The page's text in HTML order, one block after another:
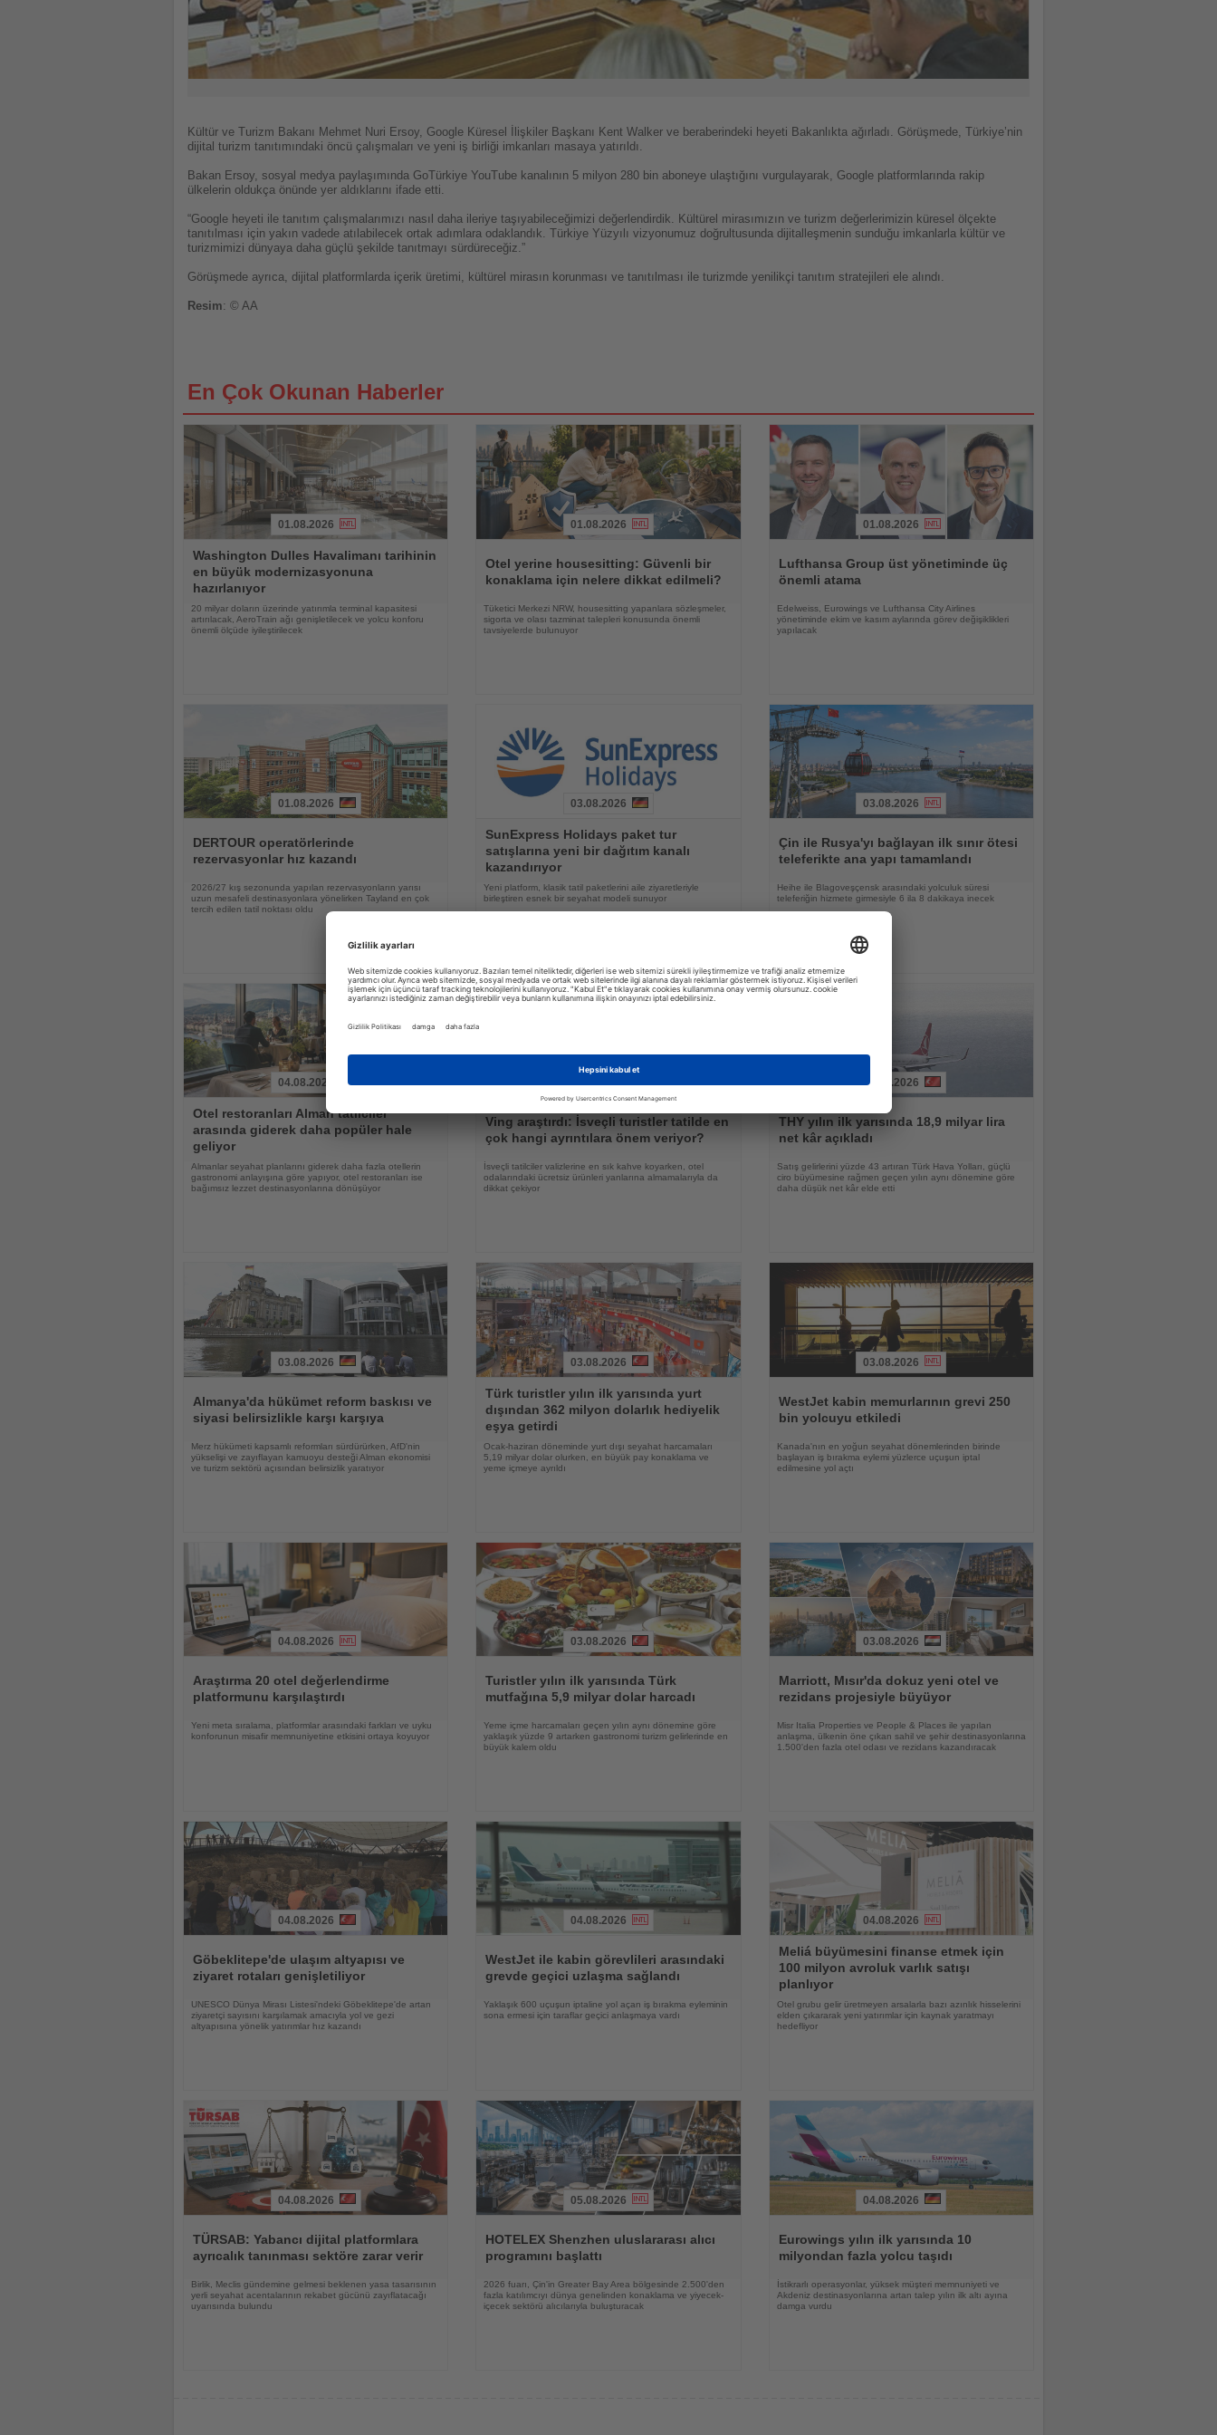
Kültür ve Turizm Bakanı Mehmet Nuri Ersoy, Google Küresel İlişkiler Başkanı Kent Walker ve beraberindeki heyeti Bakanlıkta ağırladı. Görüşmede, Türkiye’nin
dijital turizm tanıtımındaki öncü çalışmaları ve yeni iş birliği imkanları masaya yatırıldı.
Bakan Ersoy, sosyal medya paylaşımında GoTürkiye YouTube kanalının 5 milyon 280 bin aboneye ulaştığını vurgulayarak, Google platformlarında rakip
ülkelerin oldukça önünde yer aldıklarını ifade etti.
“Google heyeti ile tanıtım çalışmalarımızı nasıl daha ileriye taşıyabileceğimizi değerlendirdik. Kültürel mirasımızın ve turizm değerlerimizin küresel ölçekte
tanıtılması için yakın vadede atılabilecek ortak adımlara odaklandık. Türkiye Yüzyılı vizyonumuz doğrultusunda dijitalleşmenin sunduğu imkanlarla kültür ve
turizmimizi dünyaya daha güçlü şekilde tanıtmayı sürdüreceğiz.”
Görüşmede ayrıca, dijital platformlarda içerik üretimi, kültürel mirasın korunması ve tanıtılması ile turizmde yenilikçi tanıtım stratejileri ele alındı.
Resim: © AA
En Çok Okunan Haberler
Oku
01.08.2026
Washington Dulles Havalimanı tarihinin
en büyük modernizasyonuna
hazırlanıyor
20 milyar doların üzerinde yatırımla terminal kapasitesi
artırılacak, AeroTrain ağı genişletilecek ve yolcu konforu
önemli ölçüde iyileştirilecek
Oku
01.08.2026
Otel yerine housesitting: Güvenli bir
konaklama için nelere dikkat edilmeli?
Tüketici Merkezi NRW, housesitting yapanlara sözleşmeler,
sigorta ve olası tazminat talepleri konusunda önemli
tavsiyelerde bulunuyor
Oku
01.08.2026
Lufthansa Group üst yönetiminde üç
önemli atama
Edelweiss, Eurowings ve Lufthansa City Airlines
yönetiminde ekim ve kasım aylarında görev değişiklikleri
yapılacak
Oku
01.08.2026
DERTOUR operatörlerinde
rezervasyonlar hız kazandı
2026/27 kış sezonunda yapılan rezervasyonların yarısı
uzun mesafeli destinasyonlara yönelirken Tayland en çok
tercih edilen tatil noktası oldu
Oku
03.08.2026
SunExpress Holidays paket tur
satışlarına yeni bir dağıtım kanalı
kazandırıyor
Yeni platform, klasik tatil paketlerini aile ziyaretleriyle
birleştiren esnek bir seyahat modeli sunuyor
Oku
03.08.2026
Çin ile Rusya'yı bağlayan ilk sınır ötesi
teleferikte ana yapı tamamlandı
Heihe ile Blagoveşçensk arasındaki yolculuk süresi
teleferiğin hizmete girmesiyle 6 ila 8 dakikaya inecek
Oku
04.08.2026
Otel restoranları Alman tatilciler
arasında giderek daha popüler hale
geliyor
Almanlar seyahat planlarını giderek daha fazla otellerin
gastronomi anlayışına göre yapıyor, otel restoranları ise
bağımsız lezzet destinasyonlarına dönüşüyor
Oku
03.08.2026
Ving araştırdı: İsveçli turistler tatilde en
çok hangi ayrıntılara önem veriyor?
İsveçli tatilciler valizlerine en sık kahve koyarken, otel
odalarındaki ücretsiz ürünleri yanlarına almamalarıyla da
dikkat çekiyor
Oku
05.08.2026
THY yılın ilk yarısında 18,9 milyar lira
net kâr açıkladı
Satış gelirlerini yüzde 43 artıran Türk Hava Yolları, güçlü
ciro büyümesine rağmen geçen yılın aynı dönemine göre
daha düşük net kâr elde etti
Oku
03.08.2026
Almanya'da hükümet reform baskısı ve
siyasi belirsizlikle karşı karşıya
Merz hükümeti kapsamlı reformları sürdürürken, AfD'nin
yükselişi ve zayıflayan kamuoyu desteği Alman ekonomisi
ve turizm sektörü açısından belirsizlik yaratıyor
Oku
03.08.2026
Türk turistler yılın ilk yarısında yurt
dışından 362 milyon dolarlık hediyelik
eşya getirdi
Ocak-haziran döneminde yurt dışı seyahat harcamaları
5,19 milyar dolar olurken, en büyük pay konaklama ve
yeme içmeye ayrıldı
Oku
03.08.2026
WestJet kabin memurlarının grevi 250
bin yolcuyu etkiledi
Kanada'nın en yoğun seyahat dönemlerinden birinde
başlayan iş bırakma eylemi yüzlerce uçuşun iptal
edilmesine yol açtı
Oku
04.08.2026
Araştırma 20 otel değerlendirme
platformunu karşılaştırdı
Yeni meta sıralama, platformlar arasındaki farkları ve uyku
konforunun misafir memnuniyetine etkisini ortaya koyuyor
Oku
03.08.2026
Turistler yılın ilk yarısında Türk
mutfağına 5,9 milyar dolar harcadı
Yeme içme harcamaları geçen yılın aynı dönemine göre
yaklaşık yüzde 9 artarken gastronomi turizm gelirlerinde en
büyük kalem oldu
Oku
03.08.2026
Marriott, Mısır'da dokuz yeni otel ve
rezidans projesiyle büyüyor
Misr Italia Properties ve People & Places ile yapılan
anlaşma, ülkenin öne çıkan sahil ve şehir destinasyonlarına
1.500'den fazla otel odası ve rezidans kazandıracak
Oku
04.08.2026
Göbeklitepe'de ulaşım altyapısı ve
ziyaret rotaları genişletiliyor
UNESCO Dünya Mirası Listesi'ndeki Göbeklitepe'de artan
ziyaretçi sayısını karşılamak amacıyla yol ve gezi
altyapısına yönelik yatırımlar hız kazandı
Oku
04.08.2026
WestJet ile kabin görevlileri arasındaki
grevde geçici uzlaşma sağlandı
Yaklaşık 600 uçuşun iptaline yol açan iş bırakma eyleminin
sona ermesi için taraflar geçici anlaşmaya vardı
Oku
04.08.2026
Meliá büyümesini finanse etmek için
100 milyon avroluk varlık satışı
planlıyor
Otel grubu gelir üretmeyen arsalarla bazı azınlık hisselerini
elden çıkararak yeni yatırımlar için kaynak yaratmayı
hedefliyor
Oku
04.08.2026
TÜRSAB: Yabancı dijital platformlara
ayrıcalık tanınması sektöre zarar verir
Birlik, Meclis gündemine gelmesi beklenen yasa tasarısının
yerli seyahat acentalarının rekabet gücünü zayıflatacağı
uyarısında bulundu
Oku
05.08.2026
HOTELEX Shenzhen uluslararası alıcı
programını başlattı
2026 fuarı, Çin'in Greater Bay Area bölgesinde 2.500'den
fazla katılımcıyı dünya genelinden konaklama ve yiyecek-
içecek sektörü alıcılarıyla buluşturacak
Oku
04.08.2026
Eurowings yılın ilk yarısında 10
milyondan fazla yolcu taşıdı
İstikrarlı operasyonlar, yüksek müşteri memnuniyeti ve
Akdeniz destinasyonlarına artan talep yılın ilk altı ayına
damga vurdu